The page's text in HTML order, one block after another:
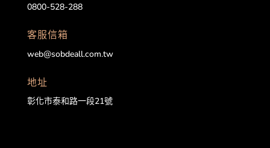
0800-528-288
客服信箱
web@sobdeall.com.tw
地址
彰化市泰和路一段21號